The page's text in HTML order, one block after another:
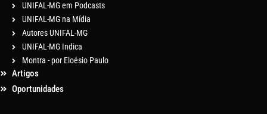
UNIFAL-MG em Podcasts
UNIFAL-MG na Mídia
Autores UNIFAL-MG
UNIFAL-MG Indica
Montra - por Eloésio Paulo
Artigos
Oportunidades